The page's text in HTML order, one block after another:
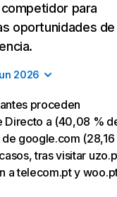
para
oportunidades de
2026
proceden
Directo a (40,08 %
google.com (28,16
tras visitar
a telecom.pt y